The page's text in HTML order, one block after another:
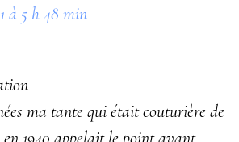
à 5 h 48 min
ma tante qui était couturière de
en 1940 appelait le point avant